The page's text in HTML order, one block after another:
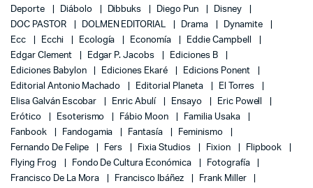
Deporte
Diábolo Dibbuks Diego Pun
Disney
DOC PASTOR
DOLMEN EDITORIAL Drama
Dynamite
Ecc
Ecchi Ecología Economía
Eddie Campbell
Edgar Clement
Edgar P. Jacobs
Ediciones B
Ediciones Babylon
Ediciones Ekaré
Edicions Ponent
Editorial Antonio Machado
Editorial Planeta
El Torres
Elisa Galván Escobar
Enric Abulí Ensayo
Eric Powell
Erótico
Esoterismo Fábio Moon
Familia Usaka
Fanbook
Fandogamia Fantasía
Feminismo
Fernando De Felipe
Fers Fixia Studios Fixion
Flipbook
Flying Frog
Fondo De Cultura Económica
Fotografía
Francisco De La Mora
Francisco Ibáñez
Frank Miller